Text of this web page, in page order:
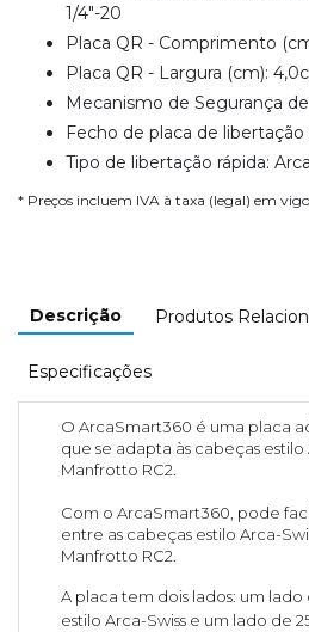
1/4"-20
Placa QR - Comprimento
Placa QR - Largura (cm):
Mecanismo de Segurança
Fecho de placa de libertação
Tipo de libertação rápida:
* Preços incluem IVA à taxa (legal) em
Descrição Produtos
Especificações
O ArcaSmart360 é uma placa
que se adapta às cabeças estilo
Manfrotto RC2.
Com o ArcaSmart360, pode
entre as cabeças estilo Arca-
Manfrotto RC2.
A placa tem dois lados: um lado
estilo Arca-Swiss e um lado de